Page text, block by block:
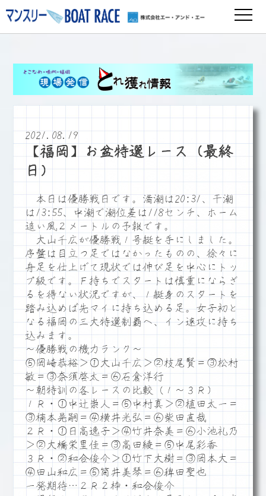
2021.08.19
【福岡】お盆特選レース（最終
日）
本日は優勝戦日です。満潮は20:31、干潮
は13:55、中潮で潮位差は118センチ、ホーム
追い風２メートルの予報です。
大山千広が優勝戦１号艇を手にしました。
序盤は目立つ足ではなかったものの、徐々に
舟足を仕上げて現状では伸び足を中心にトッ
プ級です。Ｆ持ちでスタートは慎重にならざ
るを得ない状況ですが、１艇身のスタートを
踏み込めば先マイに持ち込める足。女子初と
なる福岡の三大特選制覇へ、イン速攻に持ち
込みます。
～優勝戦の機力ランク～
⑤岡崎恭裕＞①大山千広＞②枝尾賢＝③松村
敏＝③奈須啓太＝⑥石倉洋行
～朝特訓の各レースの比較（１～３Ｒ）
１Ｒ・①中辻崇人＝⑤中村真＞②植田太一＝
③楠本晃嗣＝④横井光弘＝⑥柴田直哉
２Ｒ・①日高逸子＞④竹井奈美＝⑥小池礼乃
＞②大橋栄里佳＝③高田綾＝⑤中尾彩香
３Ｒ・②和合俊介＞①竹下大樹＝③岡本大＝
④田山和広＝⑤筒井美琴＝⑥稗田聖也
一発期待…２Ｒ２枠・和合俊介